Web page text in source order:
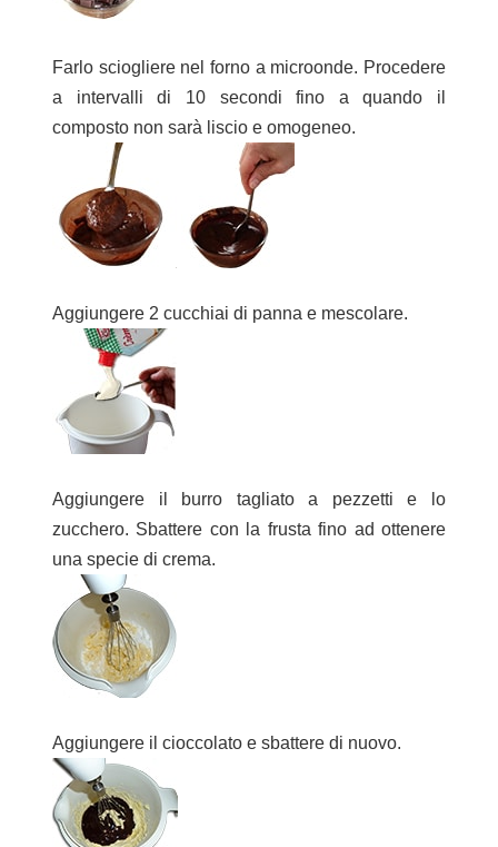
Farlo sciogliere nel forno a microonde. Procedere
a intervalli di 10 secondi fino a quando il
composto non sarà liscio e omogeneo.
Aggiungere 2 cucchiai di panna e mescolare.
Aggiungere il burro tagliato a pezzetti e lo
zucchero. Sbattere con la frusta fino ad ottenere
una specie di crema.
Aggiungere il cioccolato e sbattere di nuovo.